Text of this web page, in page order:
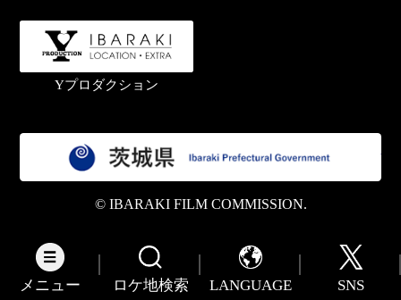
メニュー ロケ地検索 LANGUAGE SNS
Yプロダクション
© IBARAKI FILM COMMISSION.